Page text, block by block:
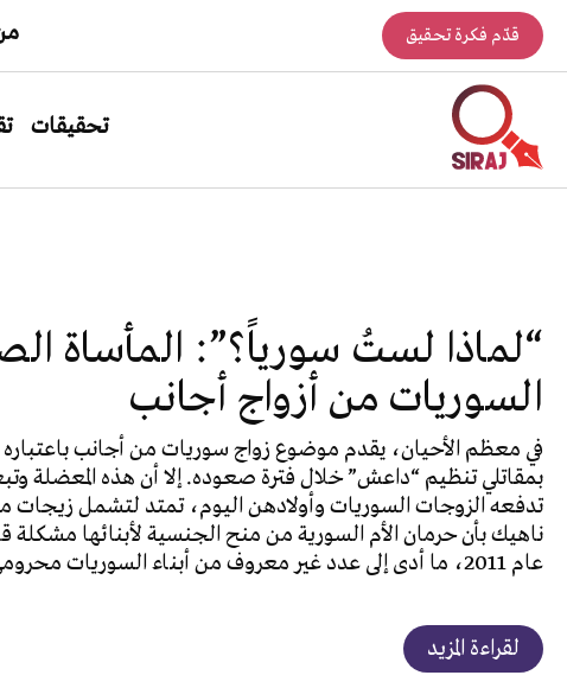
قدّم فكرة تحقيق
تحقيقات
“لماذا لستُ سورياً؟”: المأساة
السوريات من أزواج أجانب
في معظم الأحيان، يقدم موضوع زواج سوريات من أجانب
بمقاتلي تنظيم “داعش” خلال فترة صعوده. إلا أن هذه المعضلة
تدفعه الزوجات السوريات وأولادهن اليوم، تمتد لتشمل زيجات
ناهيك بأن حرمان الأم السورية من منح الجنسية لأبنائها مشكلة
عام 2011، ما أدى إلى عدد غير معروف من أبناء السوريات محرومي الجنسية.
لقراءة المزيد